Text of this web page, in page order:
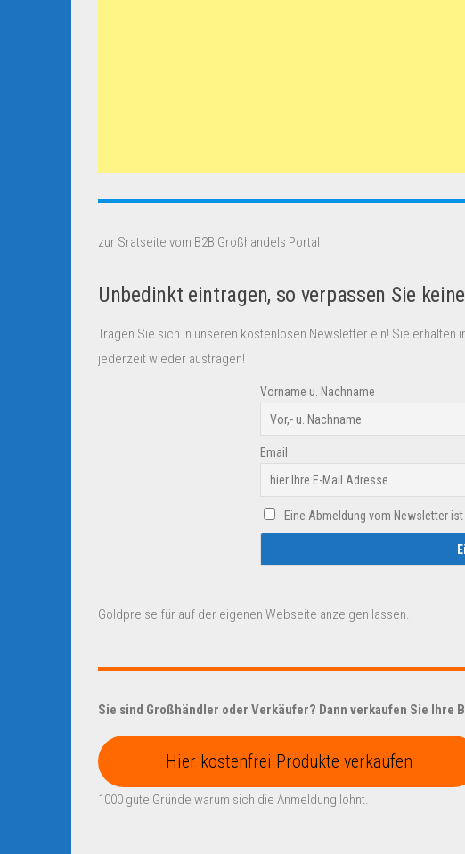
zur Sratseite vom B2B Großhandels Portal
Unbedinkt eintragen, so verpassen Sie
Tragen Sie sich in unseren kostenlosen Newsletter ein! Sie
jederzeit wieder austragen!
Vorname u. Nachname
Email
Eine Abmeldung vom Newsletter
Goldpreise für auf der eigenen Webseite anzeigen lassen.
Sie sind Großhändler oder Verkäufer? Dann verkaufen Sie Ihre
Hier kostenfrei Produkte verkaufen
1000 gute Gründe warum sich die Anmeldung lohnt.